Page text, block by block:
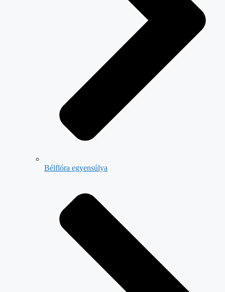
Bélflóra egyensúlya